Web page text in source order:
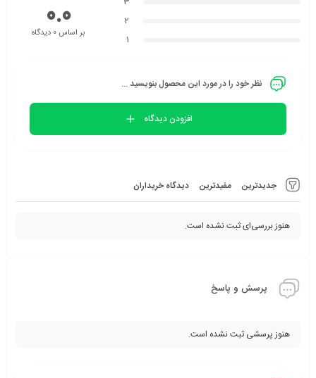
جدیدترین مفیدترین دیدگاه خریداران
هنوز بررسی‌ای ثبت نشده است.
2
1
0.0بر اساس 0 دیدگاه
نظر خود را در مورد این محصول بنویسید ...
افزودن دیدگاه
پرسش و پاسخ
هنوز پرسشی ثبت نشده است.